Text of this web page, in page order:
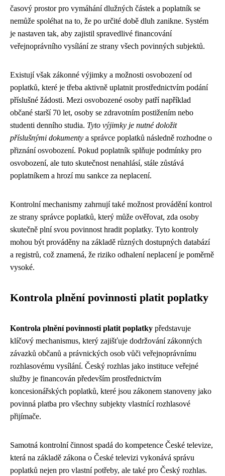
časový prostor pro vymáhání dlužných částek a poplatník se
nemůže spoléhat na to, že po určité době dluh zanikne. Systém
je nastaven tak, aby zajistil spravedlivé financování
veřejnoprávního vysílání ze strany všech povinných subjektů.
Existují však zákonné výjimky a možnosti osvobození od
poplatků, které je třeba aktivně uplatnit prostřednictvím podání
příslušné žádosti. Mezi osvobozené osoby patří například
občané starší 70 let, osoby se zdravotním postižením nebo
studenti denního studia. Tyto výjimky je nutné doložit
příslušnými dokumenty a správce poplatků následně rozhodne o
přiznání osvobození. Pokud poplatník splňuje podmínky pro
osvobození, ale tuto skutečnost nenahlásí, stále zůstává
poplatníkem a hrozí mu sankce za neplacení.
Kontrolní mechanismy zahrnují také možnost provádění kontrol
ze strany správce poplatků, který může ověřovat, zda osoby
skutečně plní svou povinnost hradit poplatky. Tyto kontroly
mohou být prováděny na základě různých dostupných databází
a registrů, což znamená, že riziko odhalení neplacení je poměrně
vysoké.
Kontrola plnění povinnosti platit poplatky
Kontrola plnění povinnosti platit poplatky představuje
klíčový mechanismus, který zajišťuje dodržování zákonných
závazků občanů a právnických osob vůči veřejnoprávnímu
rozhlasovému vysílání. Český rozhlas jako instituce veřejné
služby je financován především prostřednictvím
koncesionářských poplatků, které jsou zákonem stanoveny jako
povinná platba pro všechny subjekty vlastnící rozhlasové
přijímače.
Samotná kontrolní činnost spadá do kompetence České televize,
která na základě zákona o České televizi vykonává správu
poplatků nejen pro vlastní potřeby, ale také pro Český rozhlas.